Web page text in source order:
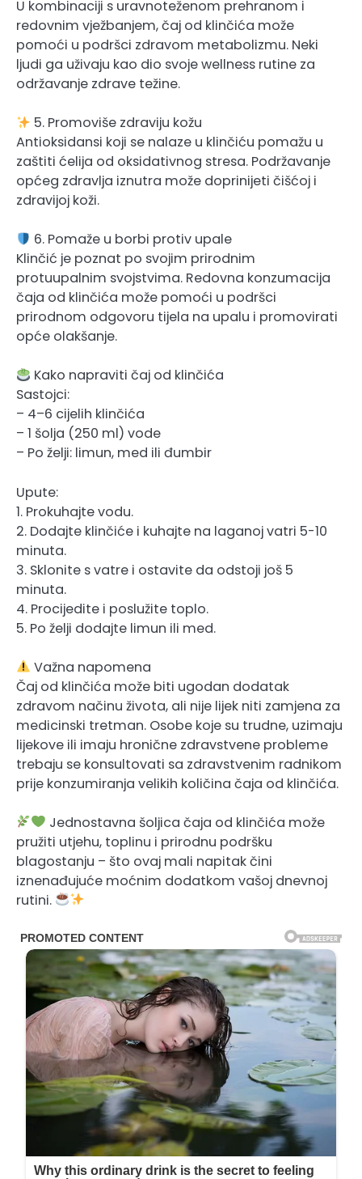
U kombinaciji s uravnoteženom prehranom i
redovnim vježbanjem, čaj od klinčića može
pomoći u podršci zdravom metabolizmu. Neki
ljudi ga uživaju kao dio svoje wellness rutine za
održavanje zdrave težine.
5. Promoviše zdraviju kožu
Antioksidansi koji se nalaze u klinčiću pomažu u
zaštiti ćelija od oksidativnog stresa. Podržavanje
općeg zdravlja iznutra može doprinijeti čišćoj i
zdravijoj koži.
6. Pomaže u borbi protiv upale
Klinčić je poznat po svojim prirodnim
protuupalnim svojstvima. Redovna konzumacija
čaja od klinčića može pomoći u podršci
prirodnom odgovoru tijela na upalu i promovirati
opće olakšanje.
Kako napraviti čaj od klinčića
Sastojci:
– 4–6 cijelih klinčića
– 1 šolja (250 ml) vode
– Po želji: limun, med ili đumbir
Upute:
1. Prokuhajte vodu.
2. Dodajte klinčiće i kuhajte na laganoj vatri 5-10
minuta.
3. Sklonite s vatre i ostavite da odstoji još 5
minuta.
4. Procijedite i poslužite toplo.
5. Po želji dodajte limun ili med.
Važna napomena
Čaj od klinčića može biti ugodan dodatak
zdravom načinu života, ali nije lijek niti zamjena za
medicinski tretman. Osobe koje su trudne, uzimaju
lijekove ili imaju hronične zdravstvene probleme
trebaju se konsultovati sa zdravstvenim radnikom
prije konzumiranja velikih količina čaja od klinčića.
Jednostavna šoljica čaja od klinčića može
pružiti utjehu, toplinu i prirodnu podršku
blagostanju – što ovaj mali napitak čini
iznenađujuće moćnim dodatkom vašoj dnevnoj
rutini.